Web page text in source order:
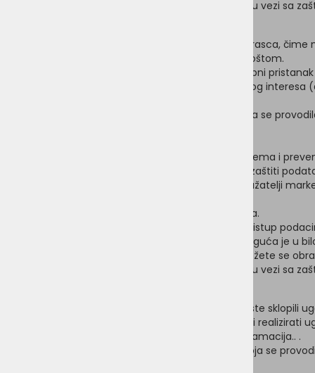
Pravna zaštita: Protiv ponašanja voditelja obrade u vezi sa
Na e-novosti se možete prijaviti putem online obrasca,
primljenoj e-poruci ili nas o tome obavijestiti e-poštom.
Pravna osnova za obradu osobnih podataka: Osobni
primljenoj e-poruci. Na temelju vlastitog legitimnog
Opoziv privole ne utječe na zakonitost obrade koja se
2. IP adresa koju bilježimo u svrhu rješavanja problema i
člankom 6. stavkom 1. točkom f) Opće uredbe o zaštiti
Kategorije korisnika: Održavatelji web stranica, pružatelji
Rok čuvanja: Do poništenja suglasnosti ili prigovora.
Individualna prava: Opoziv privole odn prigovor, pristup
Odjava s e-biltena (opoziv privole ili prigovor) moguća je u
Pomoć: Za pomoć u ostvarivanju svojih prava možete se
Pravna zaštita: Protiv ponašanja voditelja obrade u vezi sa
Ako ste kupili proizvode u online trgovini, s nama ste sklopili
potrebni kako bismo mogli ispravno i u potpunosti realizirati
pravima pristupa web stranicama, rješavanje reklamacija.. .
Raskid ugovora ne utječe na zakonitost obrade koja se